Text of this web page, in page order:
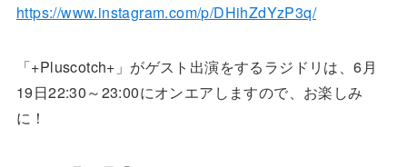
https://www.instagram.com/p/DHihZdYzP3q/
「+Pluscotch+」がゲスト出演をするラジドリは、6月
19日22:30～23:00にオンエアしますので、お楽しみ
に！